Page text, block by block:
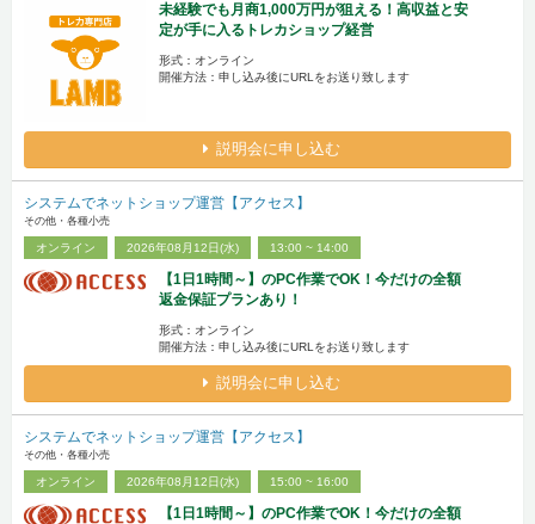
未経験でも月商1,000万円が狙える！高収益と安
定が手に入るトレカショップ経営
形式：オンライン
開催方法：申し込み後にURLをお送り致します
説明会に申し込む
システムでネットショップ運営【アクセス】
その他・各種小売
オンライン 2026年08月12日(水) 13:00 ~ 14:00
【1日1時間～】のPC作業でOK！今だけの全額
返金保証プランあり！
形式：オンライン
開催方法：申し込み後にURLをお送り致します
説明会に申し込む
システムでネットショップ運営【アクセス】
その他・各種小売
オンライン 2026年08月12日(水) 15:00 ~ 16:00
【1日1時間～】のPC作業でOK！今だけの全額